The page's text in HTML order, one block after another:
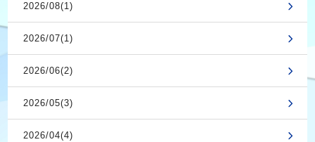
2026/08(1)
2026/07(1)
2026/06(2)
2026/05(3)
2026/04(4)